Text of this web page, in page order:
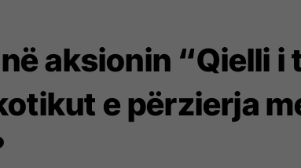
aksionin “Qielli i
e përzierja